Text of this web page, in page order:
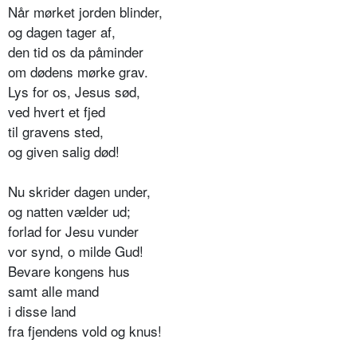
Når mørket jorden blinder,
og dagen tager af,
den tid os da påminder
om dødens mørke grav.
Lys for os, Jesus sød,
ved hvert et fjed
til gravens sted,
og given salig død!
Nu skrider dagen under,
og natten vælder ud;
forlad for Jesu vunder
vor synd, o milde Gud!
Bevare kongens hus
samt alle mand
i disse land
fra fjendens vold og knus!